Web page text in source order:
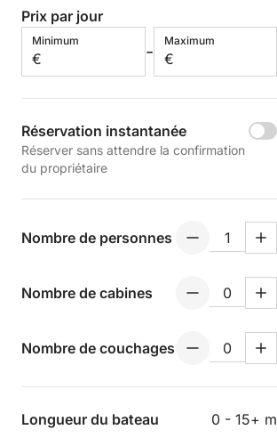
Prix par jour
Minimum
€ -
Maximum
€
Réservation instantanée
Réserver sans attendre la confirmation
du propriétaire
Nombre de personnes
Nombre de cabines
Nombre de couchages
Longueur du bateau 0 - 15+ m